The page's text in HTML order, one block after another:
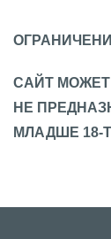
САЙТ МОЖЕТ
НЕ
МЛАДШЕ 18-